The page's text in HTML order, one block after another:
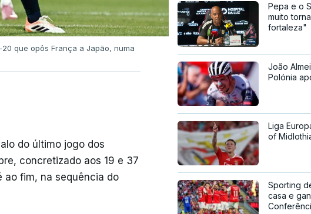
que opôs França a Japão, numa
do último jogo dos
concretizado aos 19 e 37
ao fim, na sequência do
Pepa e o
muito
fortaleza"
João
Polónia
Liga
of
Sporting
casa e